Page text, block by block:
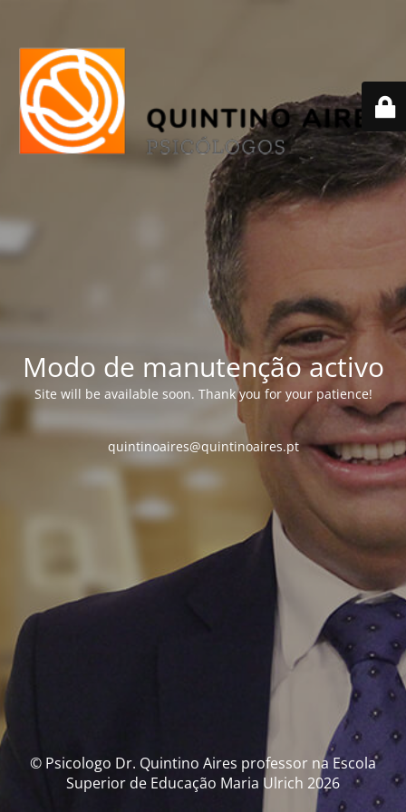
Modo de manutenção activo
Site will be available soon. Thank you for your patience!
quintinoaires@quintinoaires.pt
© Psicologo Dr. Quintino Aires professor na Escola
Superior de Educação Maria Ulrich 2026